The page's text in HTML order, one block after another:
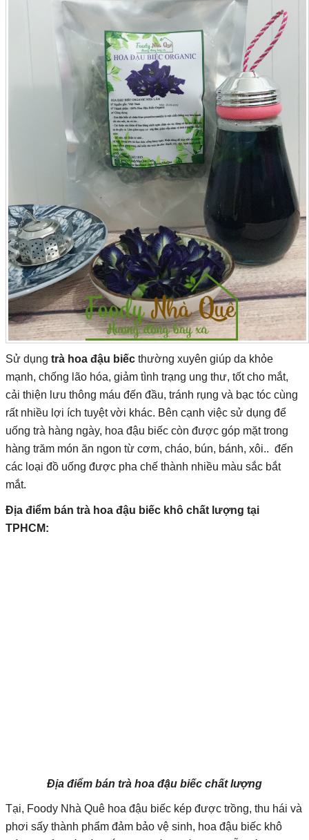
Sử dụng trà hoa đậu biếc thường xuyên giúp da khỏe
mạnh, chống lão hóa, giảm tình trạng ung thư, tốt cho mắt,
cải thiện lưu thông máu đến đầu, tránh rụng và bạc tóc cùng
rất nhiều lợi ích tuyệt vời khác. Bên cạnh việc sử dụng để
uống trà hàng ngày, hoa đậu biếc còn được góp mặt trong
hàng trăm món ăn ngon từ cơm, cháo, bún, bánh, xôi.. đến
các loại đồ uống được pha chế thành nhiều màu sắc bắt
mắt.
Địa điểm bán trà hoa đậu biếc khô chất lượng tại
TPHCM:
Địa điểm bán trà hoa đậu biếc chất lượng
Tại, Foody Nhà Quê hoa đậu biếc kép được trồng, thu hái và
phơi sấy thành phẩm đảm bảo vệ sinh, hoa đậu biếc khô